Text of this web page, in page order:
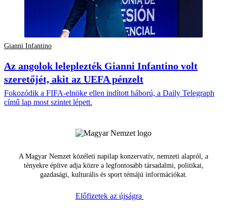
Gianni Infantino
Az angolok leleplezték Gianni Infantino volt
szeretőjét, akit az UEFA pénzelt
Fokozódik a FIFA-elnöke ellen indított háború, a Daily Telegraph
című lap most szintet lépett.
A Magyar Nemzet közéleti napilap konzervatív, nemzeti alapról, a
tényekre építve adja közre a legfontosabb társadalmi, politikai,
gazdasági, kulturális és sport témájú információkat.
Előfizetek az újságra